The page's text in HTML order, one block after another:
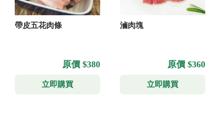
帶皮五花肉條
原價 $380
立即購買
滷肉塊
原價 $360
立即購買